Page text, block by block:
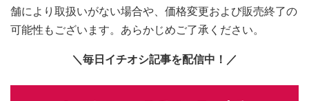
舗により取扱いがない場合や、価格変更および販売終了の
可能性もございます。あらかじめご了承ください。
＼毎日イチオシ記事を配信中！／